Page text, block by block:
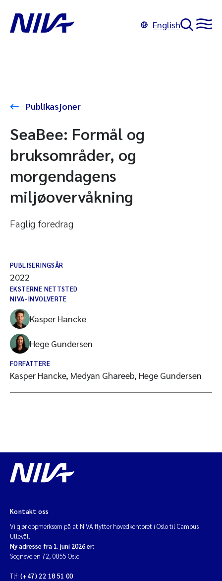
English
Publikasjoner
SeaBee: Formål og
bruksområder, og
morgendagens
miljøovervåkning
Faglig foredrag
PUBLISERINGSÅR
2022
EKSTERNE NETTSTED
NIVA-INVOLVERTE
Kasper Hancke
Hege Gundersen
FORFATTERE
Kasper Hancke, Medyan Ghareeb, Hege Gundersen
Kontakt oss
Vi gjør oppmerksom på at NIVA flytter hovedkontoret i Oslo til Campus
Ullevål.
Ny adresse fra 1. juni 2026 er:
Sognsveien 72, 0855 Oslo.
Tlf: (+47) 22 18 51 00